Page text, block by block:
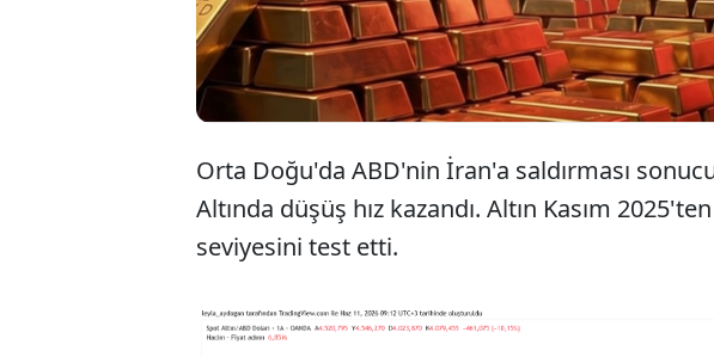
Orta Doğu'da ABD'nin İran'a saldırması
Altında düşüş hız kazandı. Altın Kasım
seviyesini test etti.